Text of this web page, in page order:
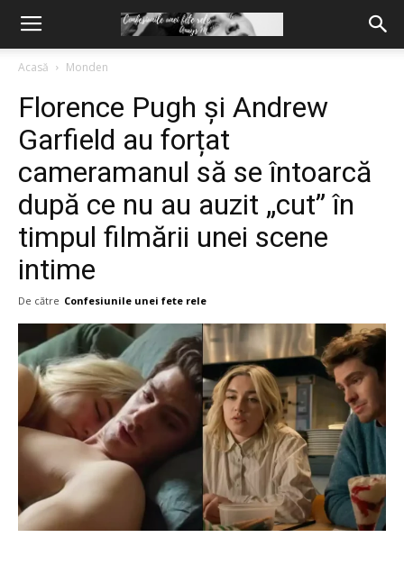
Acasă Monden
Florence Pugh și Andrew
Garfield au forțat
cameramanul să se întoarcă
după ce nu au auzit „cut” în
timpul filmării unei scene
intime
De către Confesiunile unei fete rele